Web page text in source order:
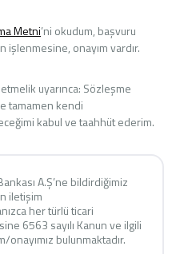
Metni’ni okudum, başvuru
işlenmesine, onayım vardır.
uyarınca: Sözleşme
tamamen kendi
kabul ve taahhüt ederim.
A.Ş’ne bildirdiğimiz
iletişim
her türlü ticari
6563 sayılı Kanun ve ilgili
bulunmaktadır.